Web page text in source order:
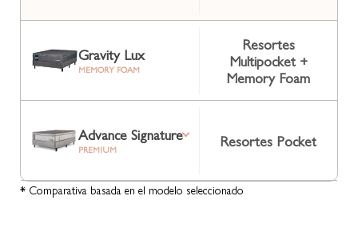
Gravity Lux
MEMORY FOAM
Resortes
Multipocket +
Memory Foam
Advance Signature
PREMIUM Resortes Pocket
* Comparativa basada en el modelo seleccionado